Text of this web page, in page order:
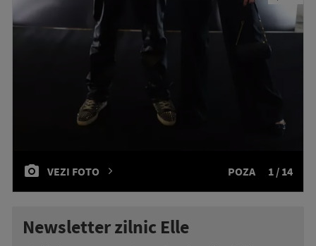
VEZI FOTO POZA 1 / 14
Newsletter zilnic Elle